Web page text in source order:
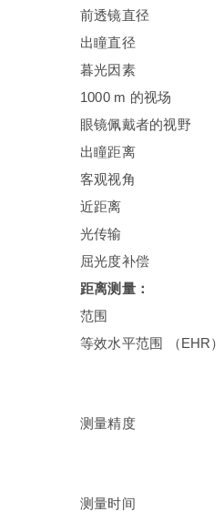
前透镜直径
出瞳直径
暮光因素
1000 m 的视场
眼镜佩戴者的视野
出瞳距离
客观视角
近距离
光传输
屈光度补偿
距离测量：
范围
等效水平范围 （EHR）
测量精度
测量时间